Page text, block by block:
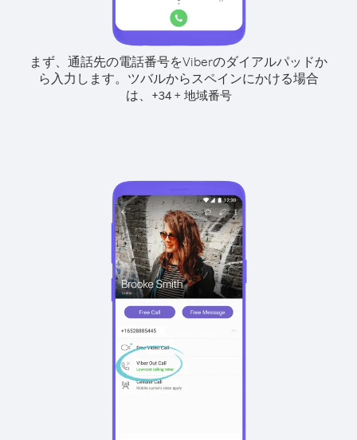
まず、通話先の電話番号をViberのダイアルパッドか
ら入力します。 ツバルからスペインにかける場合
は、
+34+ 地域番号